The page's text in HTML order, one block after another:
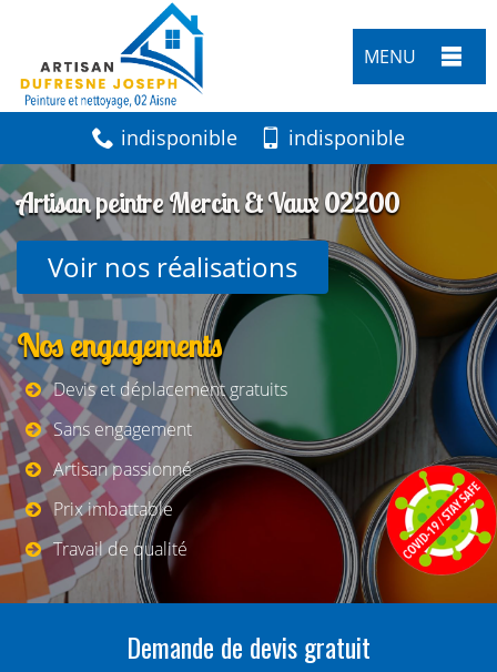
MENU
indisponible indisponible
Artisan peintre Mercin Et Vaux 02200
Voir nos réalisations
Nos engagements
Devis et déplacement gratuits
Sans engagement
Artisan passionné
Prix imbattable
Travail de qualité
Demande de devis gratuit